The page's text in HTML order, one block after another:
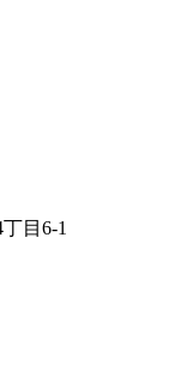
丁目6-1